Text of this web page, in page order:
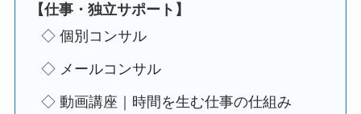
【仕事・独立サポート】
◇ 個別コンサル
◇ メールコンサル
◇ 動画講座｜時間を生む仕事の仕組み